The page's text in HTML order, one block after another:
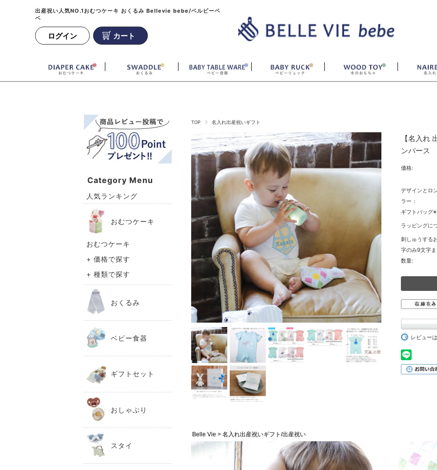
出産祝い人気NO.1おむつケーキ おくるみ Bellevie bebe/ベルビーベ
ベ
ログイン カート
TOP 名入れ出産祝いギフト
【名入れ
ンパース
価格:
デザインとロ
ラー：
ギフトバッグ
ラッピングに
刺しゅうする
字のみ9文字
数量:
レビュー
Belle Vie > 名入れ出産祝いギフト/出産祝い
Category Menu
人気ランキング
おむつケーキ
おむつケーキ
+ 価格で探す
+ 種類で探す
おくるみ
ベビー食器
ギフトセット
おしゃぶり
スタイ